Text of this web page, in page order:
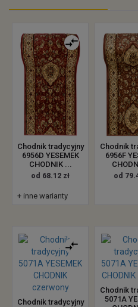
Chodnik tradycyjny
6956D YESEMEK
CHODNIK ...
od 68.12 zł
+ inne warianty
Chodnik
6956F
od
Chodnik tradycyjny
Chodnik
5071A